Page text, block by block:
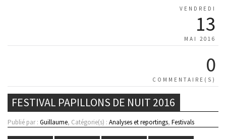
VENDREDI
13
MAI 2016
0
COMMENTAIRE(S)
FESTIVAL PAPILLONS DE NUIT 2016
Publié par : Guillaume, Catégorie(s) : Analyses et reportings, Festivals